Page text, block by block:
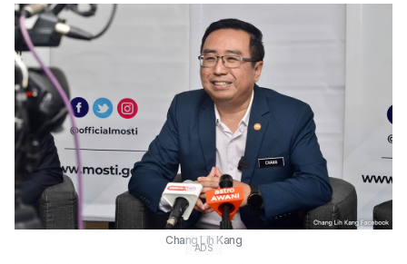
Chang Lih Kang
ADS